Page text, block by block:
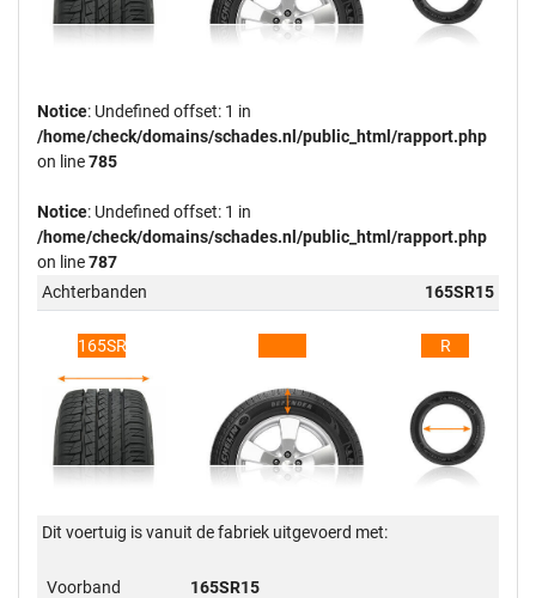
Notice: Undefined offset: 1 in
/home/check/domains/schades.nl/public_html/rapport.php
on line785
Notice: Undefined offset: 1 in
/home/check/domains/schades.nl/public_html/rapport.php
on line787
Achterbanden
165SR15
165SR15 R
Dit voertuig is vanuit de fabriek uitgevoerd met:
Voorband
165SR15